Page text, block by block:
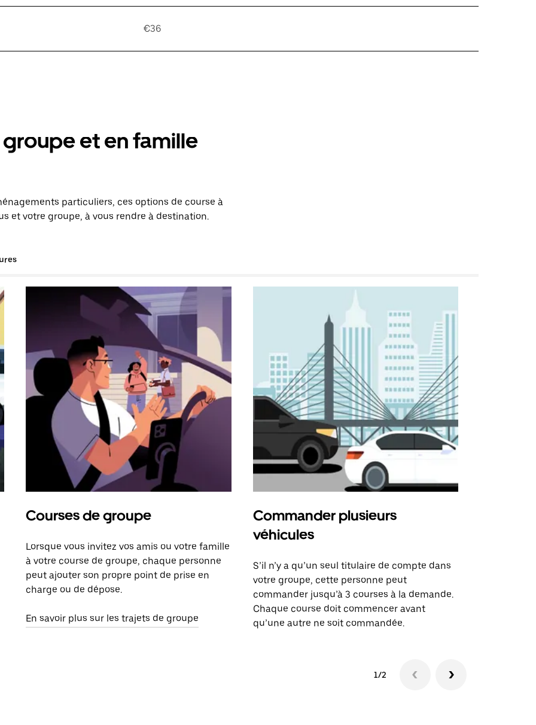
€36
et en famille
particuliers, ces options de course à
et votre groupe, à vous rendre à destination.
Courses de groupe
Lorsque vous invitez vos amis ou votre famille
à votre course de groupe, chaque personne
peut ajouter son propre point de prise en
charge ou de dépose.
En savoir plus sur les trajets de groupe
Commander plusieurs
véhicules
S’il n’y a qu’un seul titulaire de compte dans
votre groupe, cette personne peut
commander jusqu’à 3 courses à la demande.
Chaque course doit commencer avant
qu’une autre ne soit commandée.
1/2